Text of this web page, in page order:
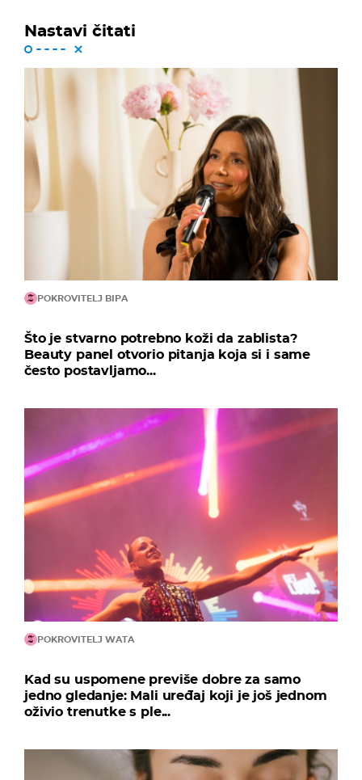
Nastavi čitati
POKROVITELJ BIPA
Što je stvarno potrebno koži da zablista?
Beauty panel otvorio pitanja koja si i same
često postavljamo...
POKROVITELJ WATA
Kad su uspomene previše dobre za samo
jedno gledanje: Mali uređaj koji je još jednom
oživio trenutke s ple...